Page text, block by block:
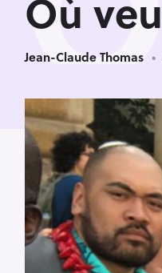
Où
Jean-Claude Thomas